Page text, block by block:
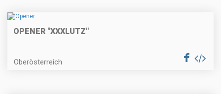
OPENER "XXXLUTZ"
Oberösterreich